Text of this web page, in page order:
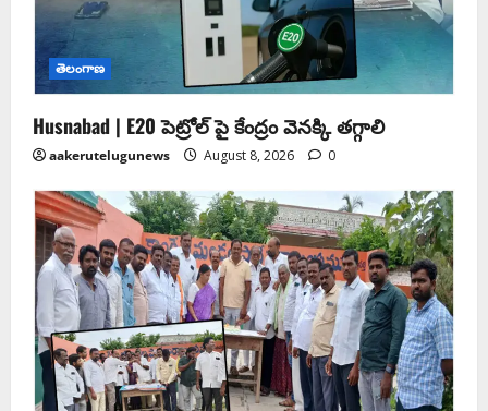
తెలంగాణ
Husnabad | E20 పెట్రోల్ పై కేంద్రం వెనక్కి తగ్గాలి
aakerutelugunews August 8, 2026 0